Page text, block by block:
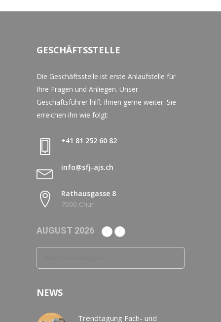
GESCHÄFTSSTELLE
Die Geschäftsstelle ist erste Anlaufstelle für
Ihre Fragen und Anliegen. Unser
Geschäftsführer hilft Ihnen gerne weiter. Sie
erreichen ihn wie folgt:
+41 81 252 60 82
info@sfj-ajs.ch
Rathausgasse 8
7000 Chur
AUGUST 2026
NEWS
Trendtagung Fach- und